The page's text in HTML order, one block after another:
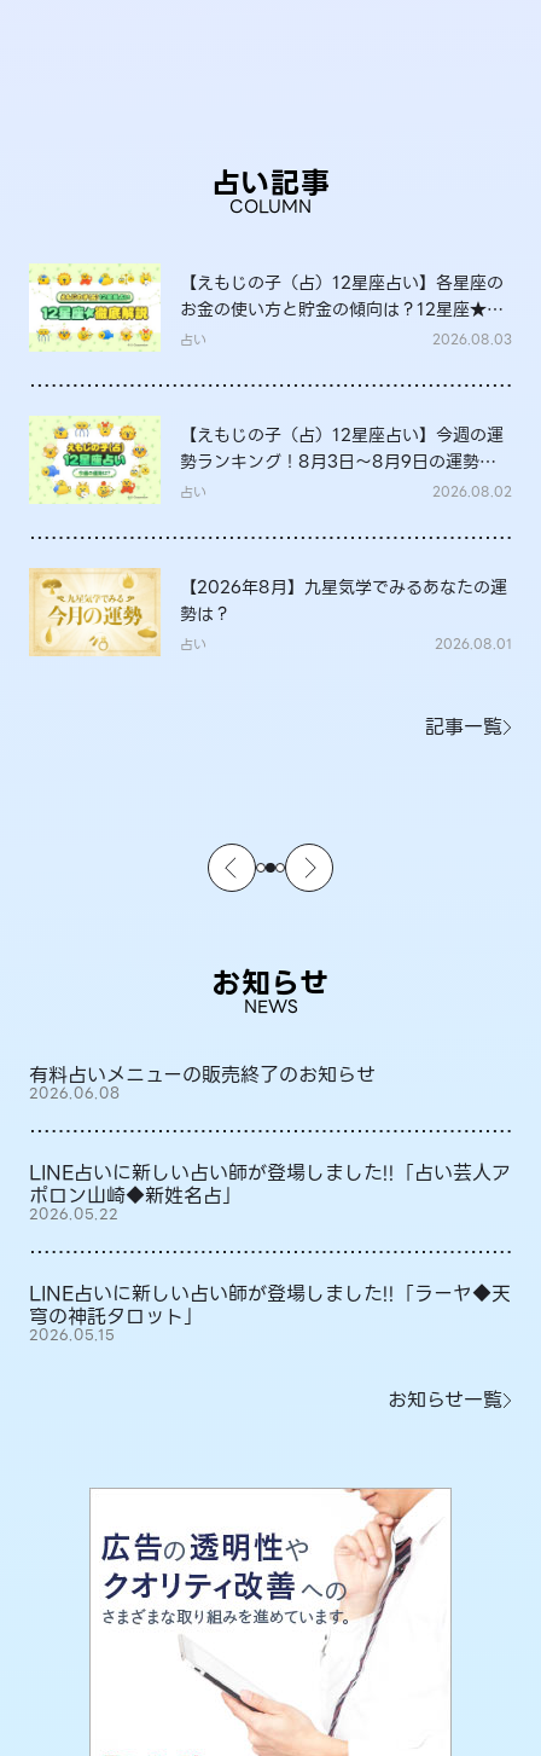
占い記事
COLUMN
【えもじの子（占）12星座占い】各星座の
お金の使い方と貯金の傾向は？12星座★徹
底解説
占い 2026.08.03
【えもじの子（占）12星座占い】今週の運
勢ランキング！8月3日～8月9日の運勢
は？
占い 2026.08.02
【2026年8月】九星気学でみるあなたの運
勢は？
占い 2026.08.01
記事一覧
お知らせ
NEWS
有料占いメニューの販売終了のお知らせ
2026.06.08
LINE占いに新しい占い師が登場しました!!「占い芸人ア
ポロン山崎◆新姓名占」
2026.05.22
LINE占いに新しい占い師が登場しました!!「ラーヤ◆天
穹の神託タロット」
2026.05.15
お知らせ一覧